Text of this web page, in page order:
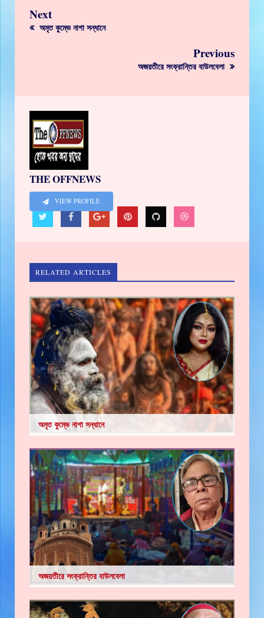
Next
অমৃত কুম্ভে নাগা সন্ধানে
Previous
অজয়তীরে সংক্রান্তির বাউলবেলা
THE OFFNEWS
VIEW PROFILE
RELATED ARTICLES
অমৃত কুম্ভে নাগা সন্ধানে
অজয়তীরে সংক্রান্তির বাউলবেলা